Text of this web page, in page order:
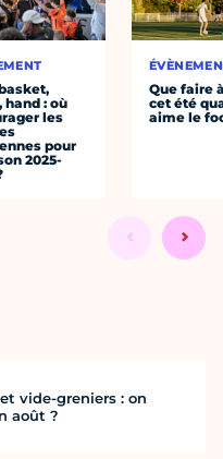
hand : où
les
pour
2025-
Que faire
cet été
aime le
vide-greniers : on
août ?